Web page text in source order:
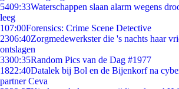
5409:33Waterschappen slaan alarm wegens
leeg
107:00Forensics: Crime Scene Detective
2306:40Zorgmedewerkster die 's nachts haar
ontslagen
3300:35Random Pics van de Dag #1977
1822:40Datalek bij Bol en de Bijenkorf na
partner Ceva